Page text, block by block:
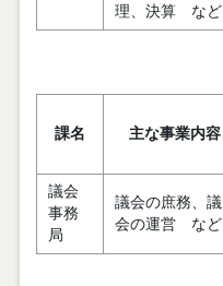
理、決算 など
課名 主な事業内容
議会
事務
局
議会の庶務、議
会の運営 など